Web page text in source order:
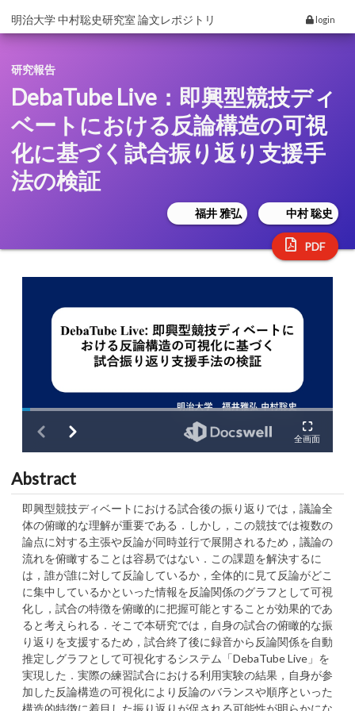
明治大学 中村聡史研究室 論文レポジトリ login
研究報告
DebaTube Live：即興型競技ディ
ベートにおける反論構造の可視
化に基づく試合振り返り支援手
法の検証
福井 雅弘 中村 聡史
PDF
Abstract
即興型競技ディベートにおける試合後の振り返りでは，議論全
体の俯瞰的な理解が重要である．しかし，この競技では複数の
論点に対する主張や反論が同時並行で展開されるため，議論の
流れを俯瞰することは容易ではない．この課題を解決するに
は，誰が誰に対して反論しているか，全体的に見て反論がどこ
に集中しているかといった情報を反論関係のグラフとして可視
化し，試合の特徴を俯瞰的に把握可能とすることが効果的であ
ると考えられる．そこで本研究では，自身の試合の俯瞰的な振
り返りを支援するため，試合終了後に録音から反論関係を自動
推定しグラフとして可視化するシステム「DebaTube Live」を
実現した．実際の練習試合における利用実験の結果，自身が参
加した反論構造の可視化により反論のバランスや順序といった
構造的特徴に着目した振り返りが促される可能性が明らかにな